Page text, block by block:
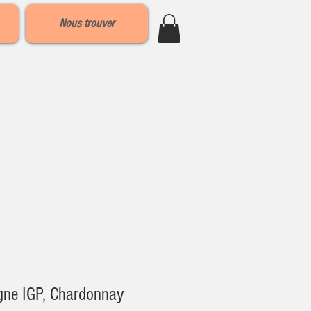
Nous trouver
IGP, Chardonnay